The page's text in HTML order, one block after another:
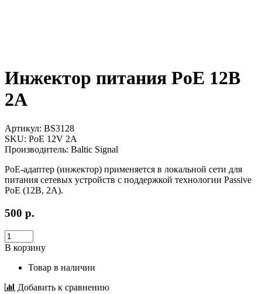
Инжектор питания PoE 12В
2А
Артикул: BS3128
SKU: PoE 12V 2А
Производитель: Baltic Signal
PoE-адаптер (инжектор) применяется в локальной сети для
питания сетевых устройств с поддержкой технологии Passive
PoE (12В, 2А).
500 р.
В корзину
Товар в наличии
Добавить к сравнению